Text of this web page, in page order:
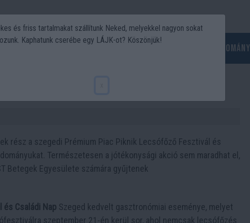
DIY Utazás Tudomány
rész a szegedi Prémium Piac Piknik Lecsófőző Fesztivál és
Természetesen a jótékonysági akció sem maradhat el,
Betegek Egyesülete számára gyűjtenek
és Családi Nap Szeged kedvelt gasztronómiai eseménye, melyet
szeptember 21-én kerül sor, ahol nemcsak lecsófőzés
és friss tartalmakat szállítunk Neked, melyekkel nagyon sokat
Kaphatunk cserébe egy LÁJK-ot? Köszönjük!